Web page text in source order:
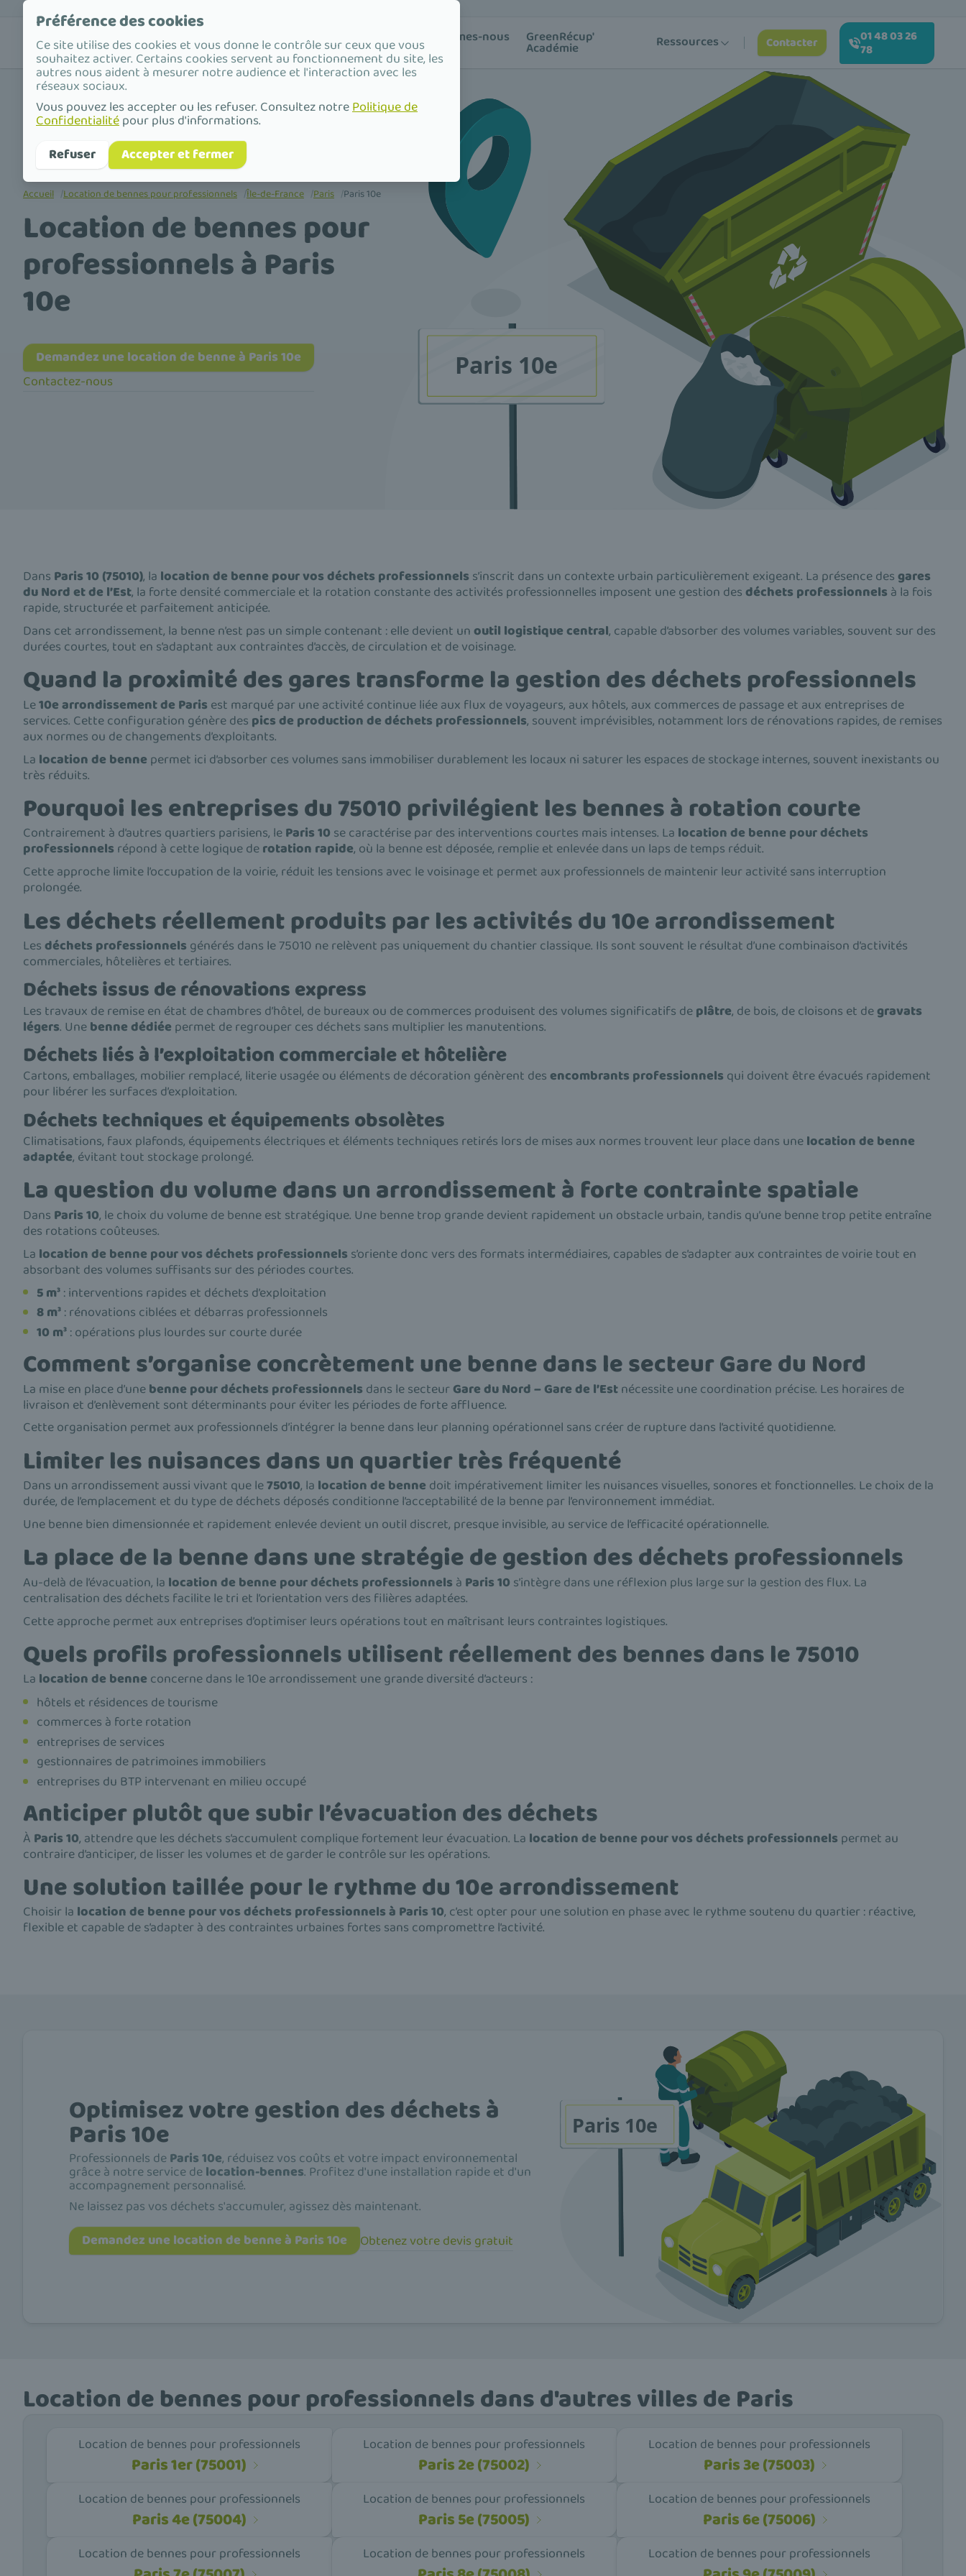
Nos
solutions
Valorisation des
déchets
Qui sommes-nous
?
GreenRécup'
Académie Ressources Contacter 01 48 03 26
78
Accueil /Location de bennes pour professionnels /Île-de-France /Paris /Paris 10e
Location de bennes pour
professionnels à Paris
10e
Demandez une location de benne à Paris 10e
Contactez-nous
Dans Paris 10 (75010), la location de benne pour vos déchets professionnels s’inscrit dans un contexte urbain particulièrement exigeant. La présence desgares
du Nord et de l’Est, la forte densité commerciale et la rotation constante des activités professionnelles imposent une gestion desdéchets professionnels à la fois
rapide, structurée et parfaitement anticipée.
Dans cet arrondissement, la benne n’est pas un simple contenant : elle devient unoutil logistique central, capable d’absorber des volumes variables, souvent sur des
durées courtes, tout en s’adaptant aux contraintes d’accès, de circulation et de voisinage.
Quand la proximité des gares transforme la gestion des déchets professionnels
Le10e arrondissement de Paris est marqué par une activité continue liée aux flux de voyageurs, aux hôtels, aux commerces de passage et aux entreprises de
services. Cette configuration génère des pics de production de déchets professionnels, souvent imprévisibles, notamment lors de rénovations rapides, de remises
aux normes ou de changements d’exploitants.
La location de benne permet ici d’absorber ces volumes sans immobiliser durablement les locaux ni saturer les espaces de stockage internes, souvent inexistants ou
très réduits.
Pourquoi les entreprises du 75010 privilégient les bennes à rotation courte
Contrairement à d’autres quartiers parisiens, leParis 10 se caractérise par des interventions courtes mais intenses. La location de benne pour déchets
professionnels répond à cette logique derotation rapide, où la benne est déposée, remplie et enlevée dans un laps de temps réduit.
Cette approche limite l’occupation de la voirie, réduit les tensions avec le voisinage et permet aux professionnels de maintenir leur activité sans interruption
prolongée.
Les déchets réellement produits par les activités du 10e arrondissement
Lesdéchets professionnels générés dans le 75010 ne relèvent pas uniquement du chantier classique. Ils sont souvent le résultat d’une combinaison d’activités
commerciales, hôtelières et tertiaires.
Déchets issus de rénovations express
Les travaux de remise en état de chambres d’hôtel, de bureaux ou de commerces produisent des volumes significatifs deplâtre, de bois, de cloisons et degravats
légers. Unebenne dédiée permet de regrouper ces déchets sans multiplier les manutentions.
Déchets liés à l’exploitation commerciale et hôtelière
Cartons, emballages, mobilier remplacé, literie usagée ou éléments de décoration génèrent desencombrants professionnels qui doivent être évacués rapidement
pour libérer les surfaces d’exploitation.
Déchets techniques et équipements obsolètes
Climatisations, faux plafonds, équipements électriques et éléments techniques retirés lors de mises aux normes trouvent leur place dans unelocation de benne
adaptée, évitant tout stockage prolongé.
La question du volume dans un arrondissement à forte contrainte spatiale
Dans Paris 10, le choix du volume de benne est stratégique. Une benne trop grande devient rapidement un obstacle urbain, tandis qu’une benne trop petite entraîne
des rotations coûteuses.
La location de benne pour vos déchets professionnels s’oriente donc vers des formats intermédiaires, capables de s’adapter aux contraintes de voirie tout en
absorbant des volumes suffisants sur des périodes courtes.
5 m³: interventions rapides et déchets d’exploitation
8 m³: rénovations ciblées et débarras professionnels
10 m³: opérations plus lourdes sur courte durée
Comment s’organise concrètement une benne dans le secteur Gare du Nord
La mise en place d’unebenne pour déchets professionnels dans le secteurGare du Nord – Gare de l’Estnécessite une coordination précise. Les horaires de
livraison et d’enlèvement sont déterminants pour éviter les périodes de forte affluence.
Cette organisation permet aux professionnels d’intégrer la benne dans leur planning opérationnel sans créer de rupture dans l’activité quotidienne.
Limiter les nuisances dans un quartier très fréquenté
Dans un arrondissement aussi vivant que le75010, la location de benne doit impérativement limiter les nuisances visuelles, sonores et fonctionnelles. Le choix de la
durée, de l’emplacement et du type de déchets déposés conditionne l’acceptabilité de la benne par l’environnement immédiat.
Une benne bien dimensionnée et rapidement enlevée devient un outil discret, presque invisible, au service de l’efficacité opérationnelle.
La place de la benne dans une stratégie de gestion des déchets professionnels
Au-delà de l’évacuation, la location de benne pour déchets professionnels à Paris 10 s’intègre dans une réflexion plus large sur la gestion des flux. La
centralisation des déchets facilite le tri et l’orientation vers des filières adaptées.
Cette approche permet aux entreprises d’optimiser leurs opérations tout en maîtrisant leurs contraintes logistiques.
Quels profils professionnels utilisent réellement des bennes dans le 75010
La location de benne concerne dans le 10e arrondissement une grande diversité d’acteurs :
hôtels et résidences de tourisme
commerces à forte rotation
entreprises de services
gestionnaires de patrimoines immobiliers
entreprises du BTP intervenant en milieu occupé
Anticiper plutôt que subir l’évacuation des déchets
À Paris 10, attendre que les déchets s’accumulent complique fortement leur évacuation. La location de benne pour vos déchets professionnels permet au
contraire d’anticiper, de lisser les volumes et de garder le contrôle sur les opérations.
Une solution taillée pour le rythme du 10e arrondissement
Choisir la location de benne pour vos déchets professionnels à Paris 10, c’est opter pour une solution en phase avec le rythme soutenu du quartier : réactive,
flexible et capable de s’adapter à des contraintes urbaines fortes sans compromettre l’activité.
Optimisez votre gestion des déchets à
Paris 10e
Professionnels deParis 10e, réduisez vos coûts et votre impact environnemental
grâce à notre service delocation-bennes. Profitez d'une installation rapide et d'un
accompagnement personnalisé.
Ne laissez pas vos déchets s'accumuler, agissez dès maintenant.
Demandez une location de benne à Paris 10e
Obtenez votre devis gratuit
Location de bennes pour professionnels dans d'autres villes de Paris
Location de bennes pour professionnels
Paris 1er (75001)
Location de bennes pour professionnels
Paris 2e (75002)
Location de bennes pour professionnels
Paris 3e (75003)
Location de bennes pour professionnels
Paris 4e (75004)
Location de bennes pour professionnels
Paris 5e (75005)
Location de bennes pour professionnels
Paris 6e (75006)
Location de bennes pour professionnels Location de bennes pour professionnels Location de bennes pour professionnels
Préférence des cookies
Ce site utilise des cookies et vous donne le contrôle sur ceux que vous
souhaitez activer. Certains cookies servent au fonctionnement du site, les
autres nous aident à mesurer notre audience et l'interaction avec les
réseaux sociaux.
Vous pouvez les accepter ou les refuser. Consultez notrePolitique de
Confidentialitépour plus d'informations.
Refuser
Accepter et fermer